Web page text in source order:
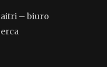
– biuro